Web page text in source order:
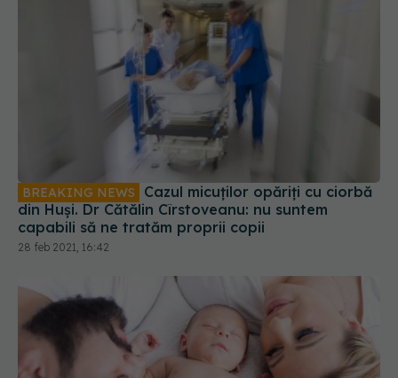
BREAKING NEWS
din Huși. Dr Cătălin Cîrstoveanu: nu suntem
capabili să ne tratăm proprii copii
28 feb 2021, 16:42